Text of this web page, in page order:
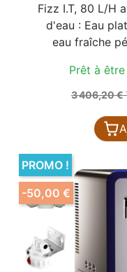
Fizz I.T, 80 L/H
d'eau : Eau
eau fraîche
Prêt à
Prix de
3 406,20 €
PROMO !
-50,00 €